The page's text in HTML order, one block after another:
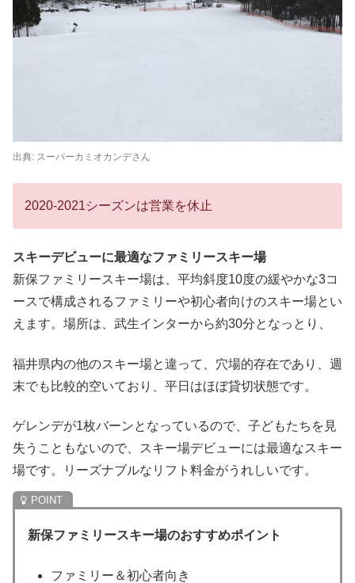
出典: スーパーカミオカンデさん
2020-2021シーズンは営業を休止
スキーデビューに最適なファミリースキー場
新保ファミリースキー場は、平均斜度10度の緩やかな3コ
ースで構成されるファミリーや初心者向けのスキー場とい
えます。場所は、武生インターから約30分となっとり、
福井県内の他のスキー場と違って、穴場的存在であり、週
末でも比較的空いており、平日はほぼ貸切状態です。
ゲレンデが1枚バーンとなっているので、子どもたちを見
失うこともないので、スキー場デビューには最適なスキー
場です。リーズナブルなリフト料金がうれしいです。
新保ファミリースキー場のおすすめポイント
ファミリー＆初心者向き